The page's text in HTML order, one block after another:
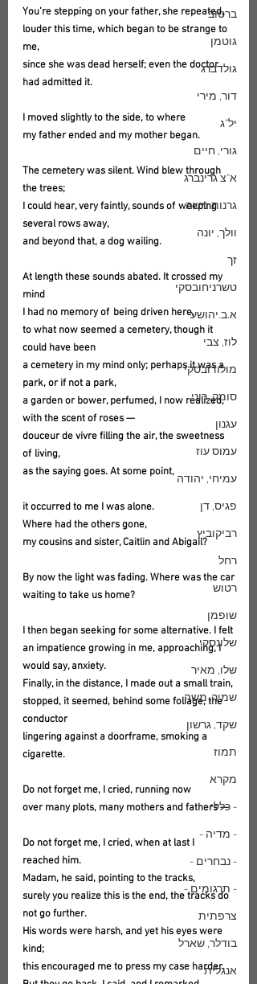
ברטוב
גוטמן
גולדברג
דור, מירי
יל"ג
גורי, חיים
א"צ גרינברג
גרנות משה
וולך, יונה
זך
טשרניחובסקי
א.ב.יהושע
לוז, צבי
מולודובסקי
סומק, רוני
עגנון
עמוס עוז
עמיחי, יהודה
פגיס, דן
רביקוביץ
רחל
רטוש
שופמן
שלונסקי
שלו, מאיר
שמיר, משה
שקד, גרשון
תמוז
מקרא
- כללי -
- מדיה -
- נבחרים -
- תרגומים -
צרפתית
בודלר, שארל
אנגלית
You’re stepping on your father, she repeated,
louder this time, which began to be strange to
me,
since she was dead herself; even the doctor
had admitted it.
I moved slightly to the side, to where
my father ended and my mother began.
The cemetery was silent. Wind blew through
the trees;
I could hear, very faintly, sounds of  weeping
several rows away,
and beyond that, a dog wailing.
At length these sounds abated. It crossed my
mind
I had no memory of   being driven here,
to what now seemed a cemetery, though it
could have been
a cemetery in my mind only; perhaps it was a
park, or if not a park,
a garden or bower, perfumed, I now realized,
with the scent of roses —
douceur de vivre filling the air, the sweetness
of  living,
as the saying goes. At some point,
it occurred to me I was alone.
Where had the others gone,
my cousins and sister, Caitlin and Abigail?
By now the light was fading. Where was the car
waiting to take us home?
I then began seeking for some alternative. I felt
an impatience growing in me, approaching, I
would say, anxiety.
Finally, in the distance, I made out a small train,
stopped, it seemed, behind some foliage, the
conductor
lingering against a doorframe, smoking a
cigarette.
Do not forget me, I cried, running now
over many plots, many mothers and fathers —
Do not forget me, I cried, when at last I
reached him.
Madam, he said, pointing to the tracks,
surely you realize this is the end, the tracks do
not go further.
His words were harsh, and yet his eyes were
kind;
this encouraged me to press my case harder.